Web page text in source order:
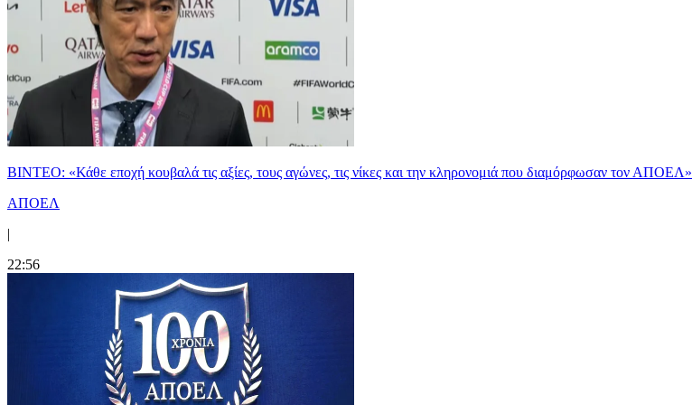
ΒΙΝΤΕΟ: «Κάθε εποχή κουβαλά τις αξίες, τους αγώνες, τις νίκες και την κληρονομιά που διαμόρφωσαν τον ΑΠΟΕΛ»
ΑΠΟΕΛ
|
22:56